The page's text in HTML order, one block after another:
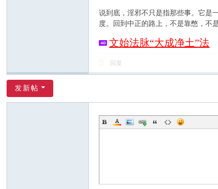
说到底，淫邪不只是指那些事。它是
度。回到中正的路上，不是靠憋，不
文始法脉“大成净土”法
回复
发新帖